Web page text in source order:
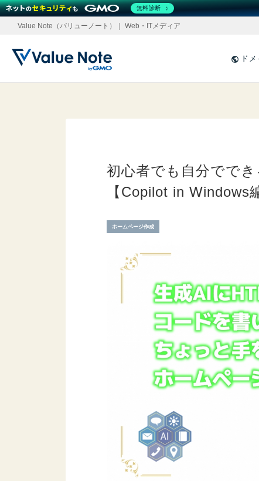
Value Note（バリューノート）｜ Web・ITメディア
ド
初心者でも自分でで
【Copilot in Windows
ホームページ作成
無料診断